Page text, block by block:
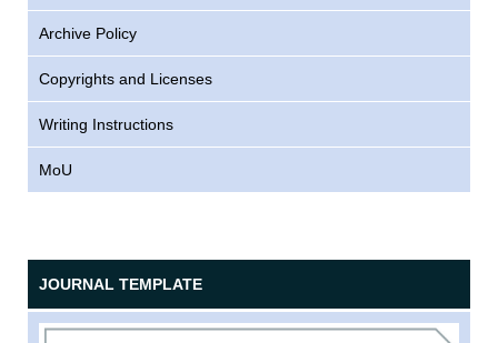
Archive Policy
Copyrights and Licenses
Writing Instructions
MoU
JOURNAL TEMPLATE